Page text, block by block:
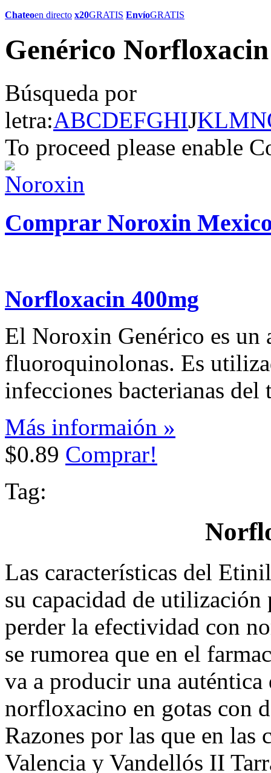
Chateoen directo x20GRATIS EnvíoGRATIS
Genérico
Búsqueda por
letra:ABCDEFGHIJKLMN
To proceed please enable
Comprar Noroxin
Norfloxacin 400mg
El Noroxin Genérico es
fluoroquinolonas. Es
infecciones bacterianas
Más informaión »
$0.89 Comprar!
Tag:
Las características del
su capacidad de
perder la efectividad con
se rumorea que en el
va a producir una auténtica
norfloxacino en gotas con
Razones por las que en las
Valencia y Vandellós II